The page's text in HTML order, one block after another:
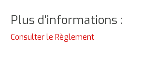
Plus d'informations :
Consulter le Règlement